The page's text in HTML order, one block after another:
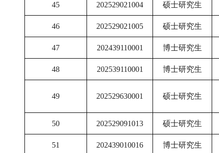
45 202529021004 硕士研究生
46 202529021005 硕士研究生
47 202439110001 博士研究生
48 202539110001 博士研究生
49 202529630001 硕士研究生
50 202529091013 硕士研究生
51 202439010016 博士研究生